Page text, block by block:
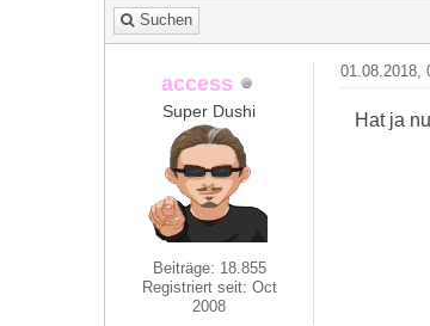
Suchen
access
Super Dushi
Beiträge: 18.855
Registriert seit: Oct
2008
01.08.2018,
Hat ja